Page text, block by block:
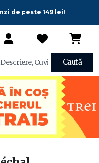
de peste 149 lei!
Caută